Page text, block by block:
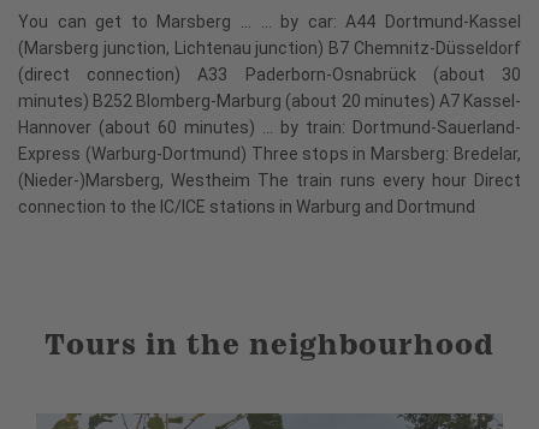
You can get to Marsberg ... ... by car: A44 Dortmund-Kassel
(Marsberg junction, Lichtenau junction) B7 Chemnitz-Düsseldorf
(direct connection) A33 Paderborn-Osnabrück (about 30
minutes) B252 Blomberg-Marburg (about 20 minutes) A7 Kassel-
Hannover (about 60 minutes) ... by train: Dortmund-Sauerland-
Express (Warburg-Dortmund) Three stops in Marsberg: Bredelar,
(Nieder-)Marsberg, Westheim The train runs every hour Direct
connection to the IC/ICE stations in Warburg and Dortmund
Tours in the neighbourhood